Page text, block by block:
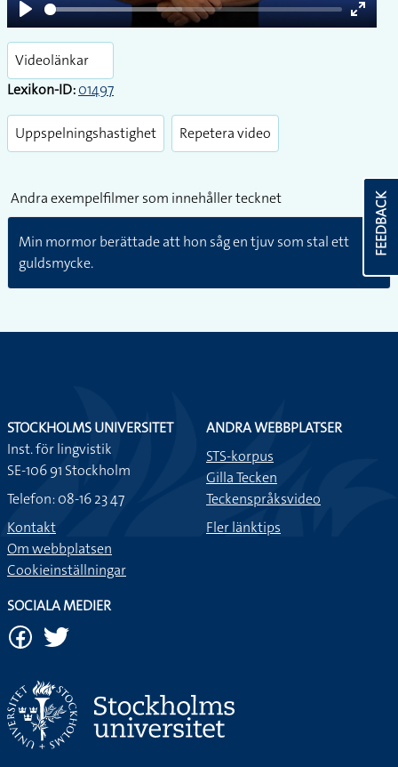
Play
Enter
Videolänkar
Lexikon-ID:01497
Uppspelningshastighet Repetera video
Andra exempelfilmer som innehåller tecknet
Min mormor berättade att hon såg en tjuv som stal ett
guldsmycke.
FEEDBACK
STOCKHOLMS UNIVERSITET
Inst. för lingvistik
SE-106 91 Stockholm
Telefon: 08-16 23 47
Kontakt
Om webbplatsen
Cookieinställningar
ANDRA WEBBPLATSER
STS-korpus
Gilla Tecken
Teckenspråksvideo
Fler länktips
SOCIALA MEDIER